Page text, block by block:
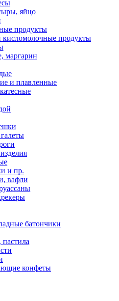
яйцо
продукты
кисломолочные продукты
маргарин
и плавленные
и пр.
вафли
батончики
конфеты